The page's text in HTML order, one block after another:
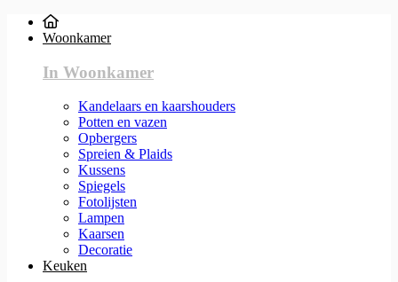
Woonkamer
In Woonkamer
Kandelaars en kaarshouders
Potten en vazen
Opbergers
Spreien & Plaids
Kussens
Spiegels
Fotolijsten
Lampen
Kaarsen
Decoratie
Keuken